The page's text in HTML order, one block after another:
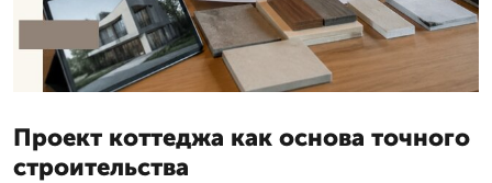
Проект коттеджа как основа точного
строительства